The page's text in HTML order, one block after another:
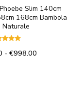
Slim 140cm
168cm Bambola
Naturale
5.00
- €998.00Fascia